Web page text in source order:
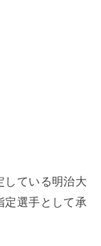
している明治大
定選手として承